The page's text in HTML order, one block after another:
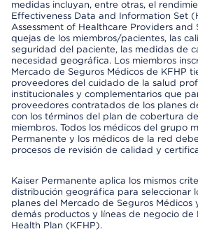
medidas incluyan, entre otras, el
Effectiveness Data and Information Set
Assessment of Healthcare Providers and
quejas de los miembros/pacientes, las
seguridad del paciente, las medidas de
necesidad geográfica. Los miembros
Mercado de Seguros Médicos de KFHP
proveedores del cuidado de la salud
institucionales y complementarios que
proveedores contratados de los planes
con los términos del plan de cobertura
miembros. Todos los médicos del grupo
Permanente y los médicos de la red
procesos de revisión de calidad y
Kaiser Permanente aplica los mismos
distribución geográfica para seleccionar
planes del Mercado de Seguros Médicos
demás productos y líneas de negocio de
Health Plan (KFHP).